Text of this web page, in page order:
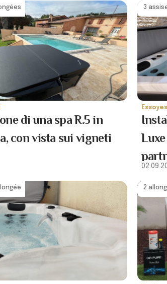
di una spa R.5 in
con vista sui vigneti
3
Essoyes
2